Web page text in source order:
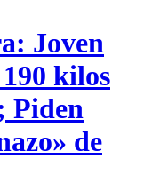
Joven
kilos
Piden
de